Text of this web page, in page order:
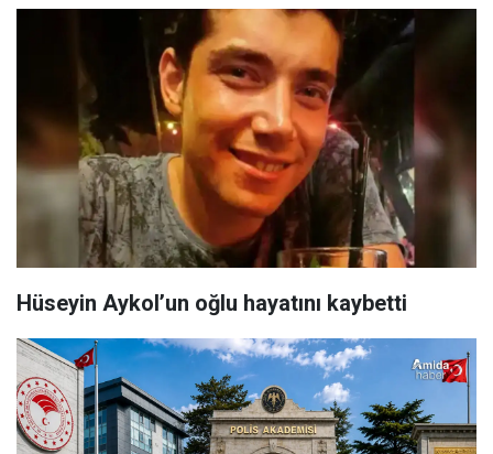
Hüseyin Aykol’un oğlu hayatını kaybetti